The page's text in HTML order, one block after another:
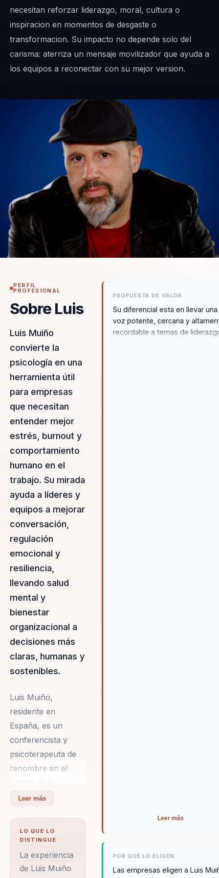
necesitan reforzar liderazgo, moral, cultura o
inspiracion en momentos de desgaste o
transformacion. Su impacto no depende solo del
carisma: aterriza un mensaje movilizador que ayuda a
los equipos a reconectar con su mejor version.
PERFIL
PROFESIONAL
Sobre Luis
Luis Muiño
convierte la
psicología en una
herramienta útil
para empresas
que necesitan
entender mejor
estrés, burnout y
comportamiento
humano en el
trabajo. Su mirada
ayuda a líderes y
equipos a mejorar
conversación,
regulación
emocional y
resiliencia,
llevando salud
mental y
bienestar
organizacional a
decisiones más
claras, humanas y
sostenibles.
Luis Muiño,
residente en
España, es un
conferencista y
psicoterapeuta de
renombre en el
psicología aplicada
laboral. A lo largo
de su carrera de
más de tres
décadas, ha
Leer más
LO QUE LO
DISTINGUE
La experiencia
de Luis Muiño
PROPUESTA DE VALOR
Su diferencial esta en llevar una
voz potente, cercana y
recordable a temas de
Leer más
POR QUÉ LO ELIGEN
Las empresas eligen a Luis